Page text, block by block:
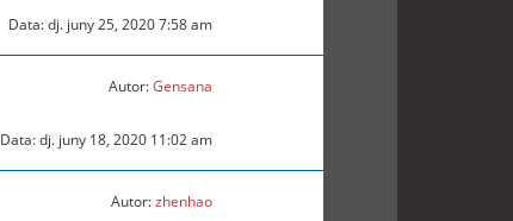
Data: dj. juny 25, 2020 7:58 am
Autor:Gensana
Data: dj. juny 18, 2020 11:02 am
Autor:zhenhao